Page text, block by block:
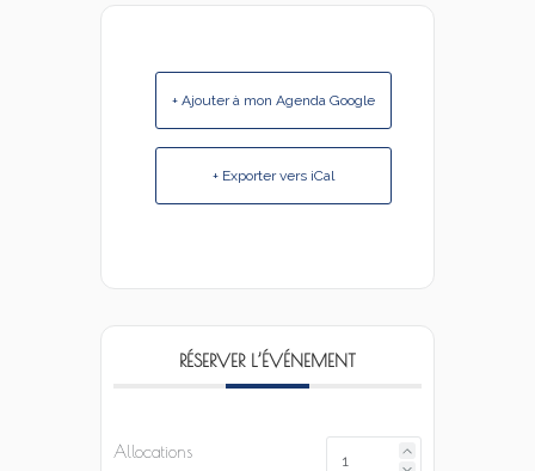
+ Ajouter à mon Agenda Google
+ Exporter vers iCal
RÉSERVER L’ÉVÉNEMENT
Allocations